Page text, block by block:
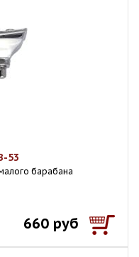
53
барабана
660 руб